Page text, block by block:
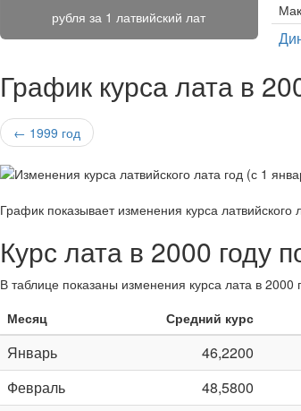
рубля за 1 латвийский лат
График курса лата в
← 1999 год
График показывает изменения курса латвийского
Курс лата в 2000 году
В таблице показаны изменения курса лата в 2000
Месяц
Средний курс
Январь 46,2200
Февраль
48,5800